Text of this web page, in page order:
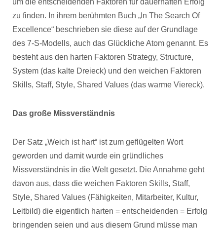
um die entscheidenden Faktoren für dauerhaften Erfolg
zu finden. In ihrem berühmten Buch „In The Search Of
Excellence“ beschrieben sie diese auf der Grundlage
des 7-S-Modells, auch das Glückliche Atom genannt. Es
besteht aus den harten Faktoren Strategy, Structure,
System (das kalte Dreieck) und den weichen Faktoren
Skills, Staff, Style, Shared Values (das warme Viereck).
Das große Missverständnis
Der Satz „Weich ist hart“ ist zum geflügelten Wort
geworden und damit wurde ein gründliches
Missverständnis in die Welt gesetzt. Die Annahme geht
davon aus, dass die weichen Faktoren Skills, Staff,
Style, Shared Values (Fähigkeiten, Mitarbeiter, Kultur,
Leitbild) die eigentlich harten = entscheidenden = Erfolg
bringenden seien und aus diesem Grund müsse man